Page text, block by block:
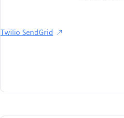
Twilio SendGrid